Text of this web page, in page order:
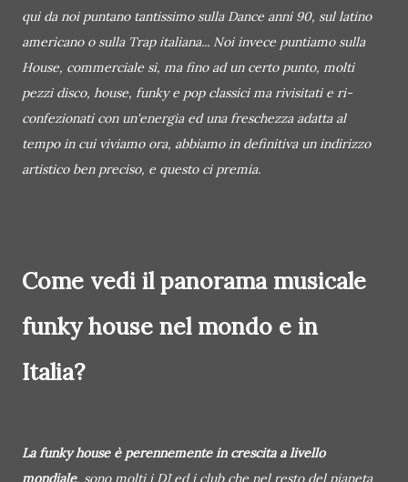
qui da noi puntano tantissimo sulla Dance anni 90, sul latino
americano o sulla Trap italiana... Noi invece puntiamo sulla
House, commerciale si, ma fino ad un certo punto, molti
pezzi disco, house, funky e pop classici ma rivisitati e ri-
confezionati con un'energia ed una freschezza adatta al
tempo in cui viviamo ora, abbiamo in definitiva un indirizzo
artistico ben preciso, e questo ci premia.
Come vedi il panorama musicale
funky house nel mondo e in
Italia?
La funky house è perennemente in crescita a livello
mondiale, sono molti i DJ ed i club che nel resto del pianeta